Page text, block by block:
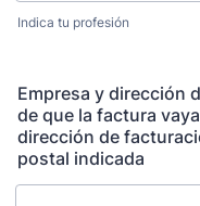
Indica tu profesión
Empresa y dirección
de que la factura
dirección de
postal indicada